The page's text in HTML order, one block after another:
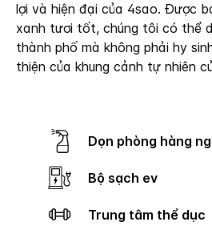
lợi và hiện đại của 4sao. Được
xanh tươi tốt, chúng tôi có thể
thành phố mà không phải hy
thiện của khung cảnh tự nhiên
Dọn phòng hàng
Bộ sạch ev
Trung tâm thể dục